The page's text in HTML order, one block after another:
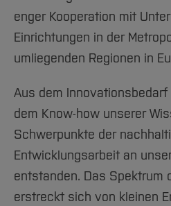
Arbeiten im FB G
Forschung und Projekte
International
Team
Studiengänge
Studieninteressierte
Aktuelles
Studium
Fachgruppen
International
Team
Service
Amtliche
Notfall-Infos
BO Shop
Familiengerechte
Gleichstellung
Diskriminierungsfreie
Hochschulbibliothek
International Office
qed-Stiftung
Zentrale
Forschung und
International
Service
enger Kooperation mit
Einrichtungen in der
umliegenden Regionen in
Aus dem
dem Know-how unserer
Schwerpunkte der
Entwicklungsarbeit an
entstanden. Das Spektrum
erstreckt sich von kleinen